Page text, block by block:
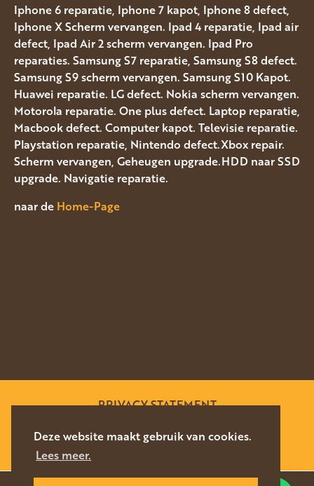
Deze website maakt gebruik van cookies.
Lees meer.
Iphone 6 reparatie, Iphone 7 kapot, Iphone 8 defect,
Iphone X Scherm vervangen. Ipad 4 reparatie, Ipad air
defect, Ipad Air 2 scherm vervangen. Ipad Pro
reparaties. Samsung S7 reparatie, Samsung S8 defect.
Samsung S9 scherm vervangen. Samsung S10 Kapot.
Huawei reparatie. LG defect. Nokia scherm vervangen.
Motorola reparatie. One plus defect. Laptop reparatie,
Macbook defect. Computer kapot. Televisie reparatie.
Playstation reparatie, Nintendo defect.Xbox repair.
Scherm vervangen, Geheugen upgrade.HDD naar SSD
upgrade. Navigatie reparatie.
naar de Home-Page
PRIVACY STATEMENT
WEBSITE DOOR